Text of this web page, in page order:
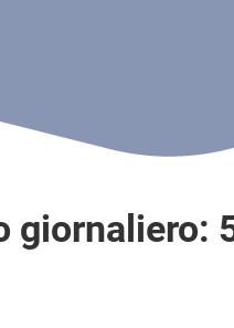
giornaliero: